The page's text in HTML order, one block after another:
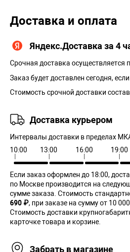
Доставка и оплата
Яндекс.Доставка за 4
Срочная доставка осуществляется
Заказ будет доставлен сегодня,
Стоимость срочной доставки
Доставка курьером
Интервалы доставки в пределах
10:00
13:00 16:00 19:00
Если заказ оформлен до 18:00,
по Москве производится на
сумме заказа. Cтоимость
690 ₽, при заказе на сумму от 10
Стоимость доставки
карточке товара и корзине.
Забрать в магазине